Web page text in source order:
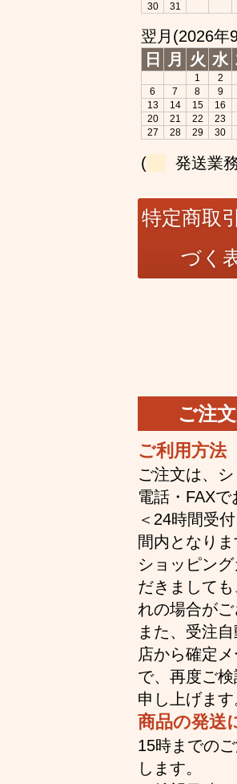
30
31
翌月(2026年
日
月 火 水
1 2
6
7 8 9
13
14 15 16
20
21 22 23
27
28 29 30
( 発送業
ご注
ご利用方法
ご注文は、
電話・FAXで
＜24時間受
間内となりま
ショッピン
だきまして
れの場合がご
また、受注
店から確定
で、再度ご
申し上げます
商品の発送
15時までの
します。